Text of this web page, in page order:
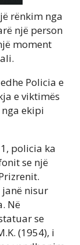
rënkim nga
një person
moment
Policia e
e viktimës
ekipi
policia ka
se një
nisur
Në
se
(1954), i